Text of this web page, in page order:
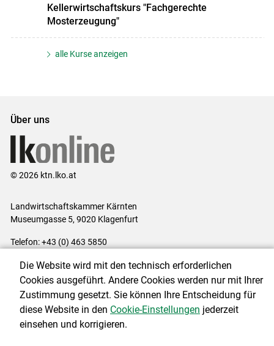
Kellerwirtschaftskurs "Fachgerechte
Mosterzeugung"
alle Kurse anzeigen
Über uns
© 2026 ktn.lko.at
Landwirtschaftskammer Kärnten
Museumgasse 5, 9020 Klagenfurt
Telefon: +43 (0) 463 5850
Impressum|Kontakt|Datenschutzerklärung|Barrierefreiheit|
Cookie-Einstellungen
Die Website wird mit den technisch erforderlichen
Cookies ausgeführt. Andere Cookies werden nur mit Ihrer
Zustimmung gesetzt. Sie können Ihre Entscheidung für
diese Website in den Cookie-Einstellungen jederzeit
einsehen und korrigieren.